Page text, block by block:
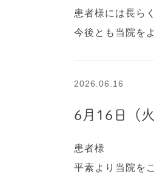
患者様には長ら
今後とも当院を
2026.06.16
6月16日（
患者様
平素より当院を